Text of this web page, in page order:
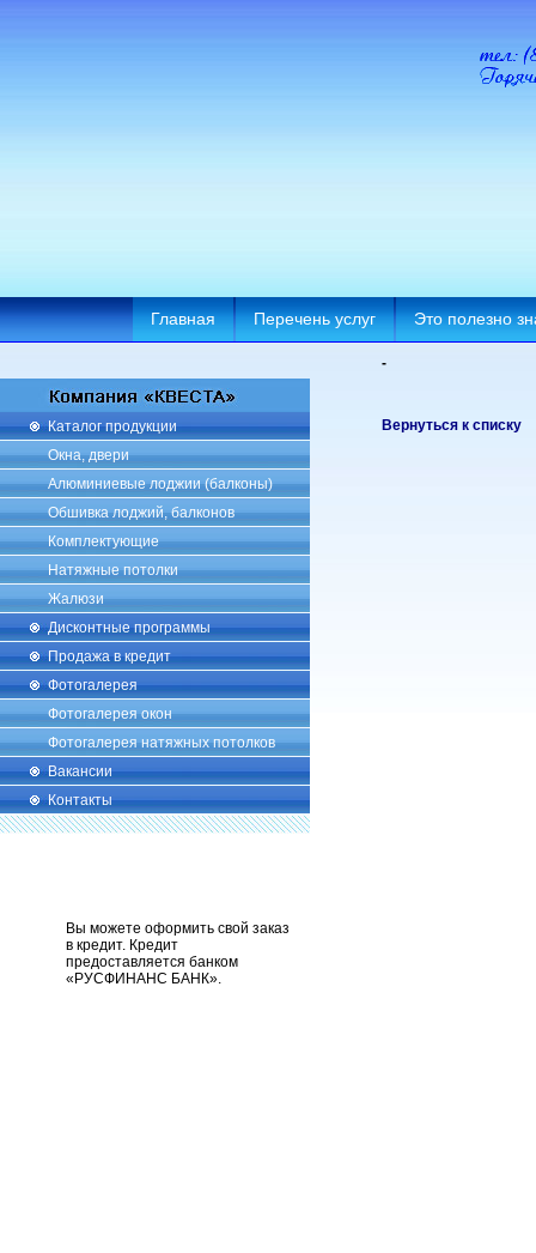
Главная Перечень услуг Это полезно
Каталог продукции
Окна, двери
Алюминиевые лоджии (балконы)
Обшивка лоджий, балконов
Комплектующие
Натяжные потолки
Жалюзи
Дисконтные программы
Продажа в кредит
Фотогалерея
Фотогалерея окон
Фотогалерея натяжных потолков
Вакансии
Контакты
Вы можете оформить свой заказ
в кредит. Кредит
предоставляется банком
«РУСФИНАНС БАНК».
-
Вернуться к списку